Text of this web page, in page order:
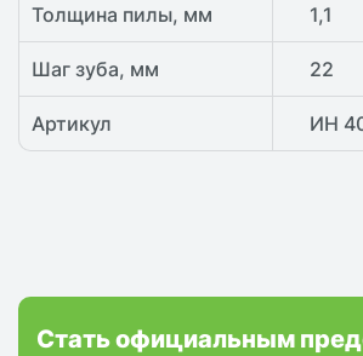
Толщина пилы, мм 1,1
Шаг зуба, мм 22
Артикул ИН
Стать официальным